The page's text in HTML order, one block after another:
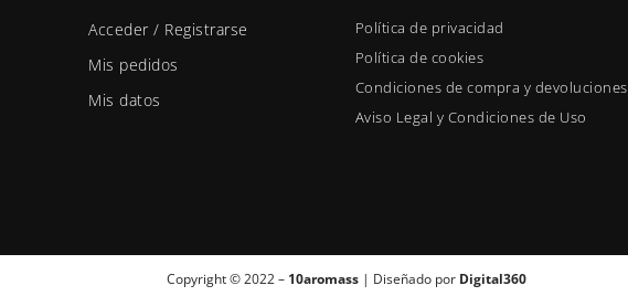
Acceder / Registrarse
Mis pedidos
Mis datos
Política de privacidad
Política de cookies
Condiciones de compra y devoluciones
Aviso Legal y Condiciones de Uso
Copyright © 2022 – 10aromass | Diseñado por Digital360